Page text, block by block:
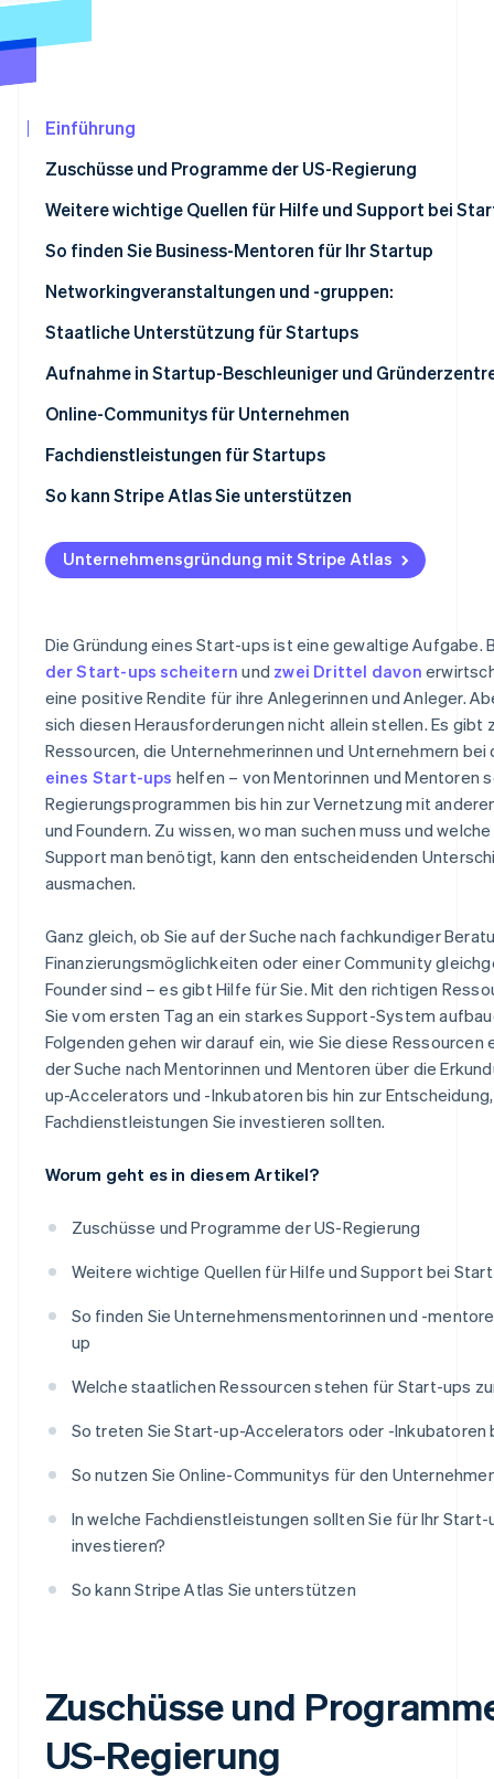
Betrugsprävention
Atlas
Online-Identitätsprüfung
Stripe-Sessions 2026
Jetzt ansehen
Einführung
Zuschüsse und Programme der US-Regierung
Weitere wichtige Quellen für Hilfe und Support bei
Gründerzentren und Beschleuniger
Mentorennetzwerke
Wagniskapitalinvestoren und private Geldgeber
Crowdfunding-Plattformen:
Dienstleistungs- und Beratungsunternehmen
Coworking-Räume und Networking-Events
Online-Lernplattformen und andere Materialien
So finden Sie Business-Mentoren für Ihr Startup
Kostenlose Mentoring-Programme
Branchenübergreifende Netzwerke
Networkingveranstaltungen und -gruppen:
Regionale Gründerzentren und Accelerators:
Kontakt zu lokalen Unternehmergruppen
Persönliche Empfehlungen
Mentoring-Plattformen im Internet
Hochschul- oder Graduiertennetzwerke
Staatliche Unterstützung für Startups
SBA
„Small Business Innovation Research (SBIR)“- und
SBDCs
Minority Business Development Agency (MBDA)
Programme des US-Landwirtschaftsministeriums für
Entwicklung
Bundesstaatliche und kommunale
US-Wirtschaftsförderungsbehörde (EDA)
US Export Assistance Centers (USEAC)
Förderprogramme für Veteranen
Aufnahme in Startup-Beschleuniger und
Online-Communitys für Unternehmen
Fachdienstleistungen für Startups
So kann Stripe Atlas Sie unterstützen
Zahlungen und Bankgeschäfte vor Erhalt der EIN-
Erwerb von Gründeranteilen ohne Barmittel
Automatische Einreichung des 83(b)-Steuerformulars
Hochwertige rechtliche Unternehmensdokumente
Ein Jahr Stripe Payments kostenlos, plus
Rabatte im Wert von 50.000 USD
Unternehmensgründung mit Stripe Atlas
Die Gründung eines Start-ups ist eine gewaltige Aufgabe.
der Start-ups scheitern und zwei Drittel davon
eine positive Rendite für ihre Anlegerinnen und Anleger.
sich diesen Herausforderungen nicht allein stellen. Es gibt
Ressourcen, die Unternehmerinnen und Unternehmern
eines Start-ups helfen – von Mentorinnen und Mentoren
Regierungsprogrammen bis hin zur Vernetzung mit
und Foundern. Zu wissen, wo man suchen muss und
Support man benötigt, kann den entscheidenden
ausmachen.
Ganz gleich, ob Sie auf der Suche nach fachkundiger
Finanzierungsmöglichkeiten oder einer Community
Founder sind – es gibt Hilfe für Sie. Mit den richtigen
Sie vom ersten Tag an ein starkes Support-System
Folgenden gehen wir darauf ein, wie Sie diese Ressourcen
der Suche nach Mentorinnen und Mentoren über die
up-Accelerators und -Inkubatoren bis hin zur
Fachdienstleistungen Sie investieren sollten.
Worum geht es in diesem Artikel?
Zuschüsse und Programme der US-Regierung
Weitere wichtige Quellen für Hilfe und Support bei
So finden Sie Unternehmensmentorinnen und -
up
Welche staatlichen Ressourcen stehen für Start-ups
So treten Sie Start-up-Accelerators oder -Inkubatoren
So nutzen Sie Online-Communitys für den
In welche Fachdienstleistungen sollten Sie für Ihr Start-
investieren?
So kann Stripe Atlas Sie unterstützen
Zuschüsse und
US-Regierung